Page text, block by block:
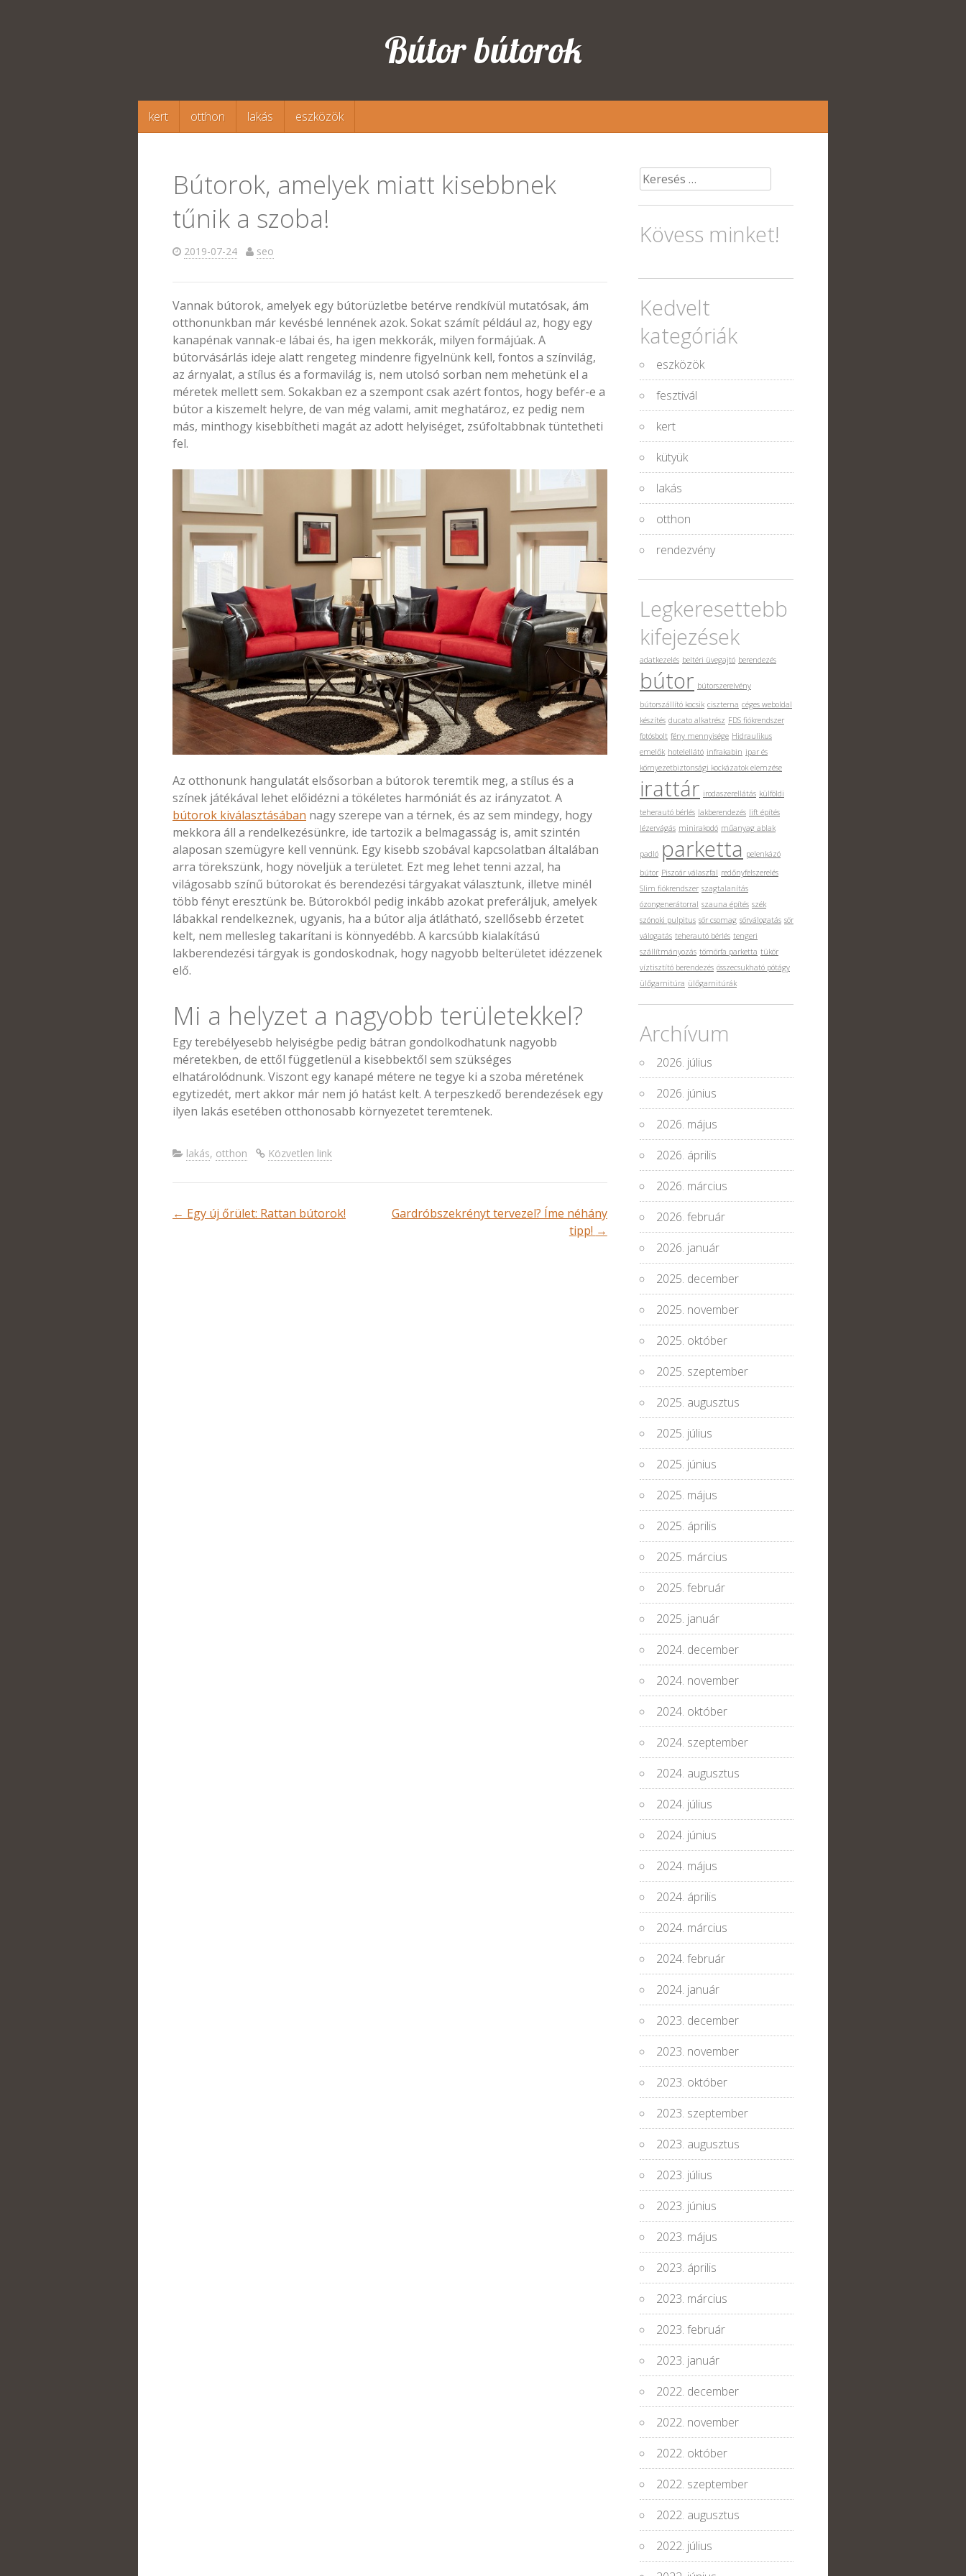
Bútor bútorok
Megszakítás
kert otthon lakás eszközök
Bútorok, amelyek miatt kisebbnek
tűnik a szoba!
2019-07-24 seo
Vannak bútorok, amelyek egy bútorüzletbe betérve rendkívül mutatósak, ám
otthonunkban már kevésbé lennének azok. Sokat számít például az, hogy egy
kanapénak vannak-e lábai és, ha igen mekkorák, milyen formájúak. A
bútorvásárlás ideje alatt rengeteg mindenre figyelnünk kell, fontos a színvilág,
az árnyalat, a stílus és a formavilág is, nem utolsó sorban nem mehetünk el a
méretek mellett sem. Sokakban ez a szempont csak azért fontos, hogy befér-e a
bútor a kiszemelt helyre, de van még valami, amit meghatároz, ez pedig nem
más, minthogy kisebbítheti magát az adott helyiséget, zsúfoltabbnak tüntetheti
fel.
Az otthonunk hangulatát elsősorban a bútorok teremtik meg, a stílus és a
színek játékával lehet előidézni a tökéletes harmóniát és az irányzatot. A
bútorok kiválasztásában nagy szerepe van a térnek, és az sem mindegy, hogy
mekkora áll a rendelkezésünkre, ide tartozik a belmagasság is, amit szintén
alaposan szemügyre kell vennünk. Egy kisebb szobával kapcsolatban általában
arra törekszünk, hogy növeljük a területet. Ezt meg lehet tenni azzal, ha
világosabb színű bútorokat és berendezési tárgyakat választunk, illetve minél
több fényt eresztünk be. Bútorokból pedig inkább azokat preferáljuk, amelyek
lábakkal rendelkeznek, ugyanis, ha a bútor alja átlátható, szellősebb érzetet
kelt, nem mellesleg takarítani is könnyedébb. A karcsúbb kialakítású
lakberendezési tárgyak is gondoskodnak, hogy nagyobb belterületet idézzenek
elő.
Mi a helyzet a nagyobb területekkel?
Egy terebélyesebb helyiségbe pedig bátran gondolkodhatunk nagyobb
méretekben, de ettől függetlenül a kisebbektől sem szükséges
elhatárolódnunk. Viszont egy kanapé métere ne tegye ki a szoba méretének
egytizedét, mert akkor már nem jó hatást kelt. A terpeszkedő berendezések egy
ilyen lakás esetében otthonosabb környezetet teremtenek.
lakás, otthon Közvetlen link
Bejegyzések
← Egy új őrület: Rattan bútorok!
Gardróbszekrényt tervezel? Íme néhány
tipp! →
Keresés:
Kövess minket!
Kedvelt
kategóriák
eszközök
fesztivál
kert
kütyük
lakás
otthon
rendezvény
Legkeresettebb
kifejezések
adatkezelés beltéri üvegajtó berendezés
bútor bútorszerelvény
bútorszállító kocsik ciszterna céges weboldal
készítés ducato alkatrész FDS fiókrendszer
fotósbolt fény mennyisége Hidraulikus
emelők hotelellátó infrakabin ipar és
környezetbiztonsági kockázatok elemzése
irattár irodaszerellátás külföldi
teherautó bérlés lakberendezés lift építés
lézervágás minirakodó műanyag ablak
padló parketta pelenkázó
bútor Piszoár válaszfal redőnyfelszerelés
Slim fiókrendszer szagtalanítás
ózongenerátorral szauna építés szék
szónoki pulpitus sör csomag sörválogatás sör
válogatás teherautó bérlés tengeri
szállítmányozás tömörfa parketta tükör
víztisztító berendezés összecsukható pótágy
ülőgarnitúra ülőgarnitúrák
Archívum
2026. július
2026. június
2026. május
2026. április
2026. március
2026. február
2026. január
2025. december
2025. november
2025. október
2025. szeptember
2025. augusztus
2025. július
2025. június
2025. május
2025. április
2025. március
2025. február
2025. január
2024. december
2024. november
2024. október
2024. szeptember
2024. augusztus
2024. július
2024. június
2024. május
2024. április
2024. március
2024. február
2024. január
2023. december
2023. november
2023. október
2023. szeptember
2023. augusztus
2023. július
2023. június
2023. május
2023. április
2023. március
2023. február
2023. január
2022. december
2022. november
2022. október
2022. szeptember
2022. augusztus
2022. július